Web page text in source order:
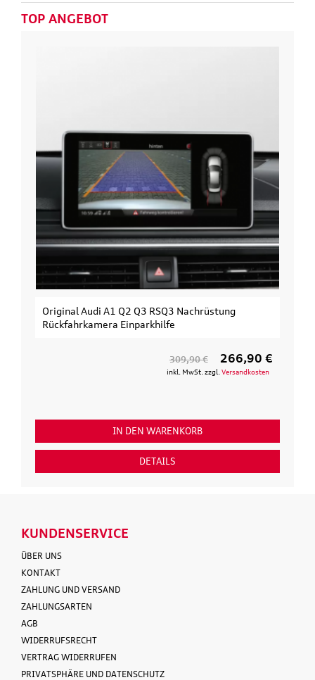
TOP ANGEBOT
Original Audi A1 Q2 Q3 RSQ3 Nachrüstung
Rückfahrkamera Einparkhilfe
309,90 € 266,90 €
inkl. MwSt. zzgl. Versandkosten
IN DEN WARENKORB
DETAILS
KUNDENSERVICE
ÜBER UNS
KONTAKT
ZAHLUNG UND VERSAND
ZAHLUNGSARTEN
AGB
WIDERRUFSRECHT
VERTRAG WIDERRUFEN
PRIVATSPHÄRE UND DATENSCHUTZ